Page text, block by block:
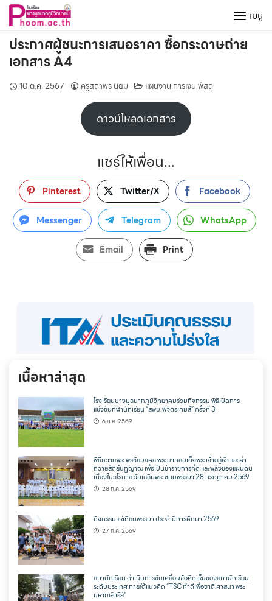
Skip
content
เมนู
ประกาศผู้ชนะการเสนอราคา ซื้อกระดาษถ่าย
เอกสาร A4
10 ต.ค. 2567 ครูสถาพร นิยม แผนงาน การเงิน พัสดุ
ดาวน์โหลดเอกสาร
แชร์ให้เพื่อน...
Pinterest Twitter/X Facebook
Messenger Telegram WhatsApp
Email Print
เนื้อหาล่าสุด
โรงเรียนบางมูลนากภูมิวิทยาคมร่วมกิจกรรม พิธีเปิดการ
แข่งขันกีฬานักเรียน “สพม.พิจิตรเกมส์” ครั้งที่ 3
6 ส.ค. 2569
พิธีถวายพระพรชัยมงคล พระบาทสมเด็จพระเจ้าอยู่หัว และคำ
ถวายสัตย์ปฏิญาณ เพื่อเป็นข้าราชการที่ดี และพลังของแผ่นดิน
เนื่องในวโรกาส วันเฉลิมพระชนมพรรษา 28 กรกฎาคม 2569
28 ก.ค. 2569
กิจกรรมแห่เทียนพรรษา ประจำปีการศึกษา 2569
27 ก.ค. 2569
สภานักเรียน ดำเนินการขับเคลื่อนข้อคิดเห็นของสภานักเรียน
ระดับประเทศ ภายใต้แนวคิด “TSC ทำดีเพื่อชาติ ศาสนา พระ
มหากษัตริย์”